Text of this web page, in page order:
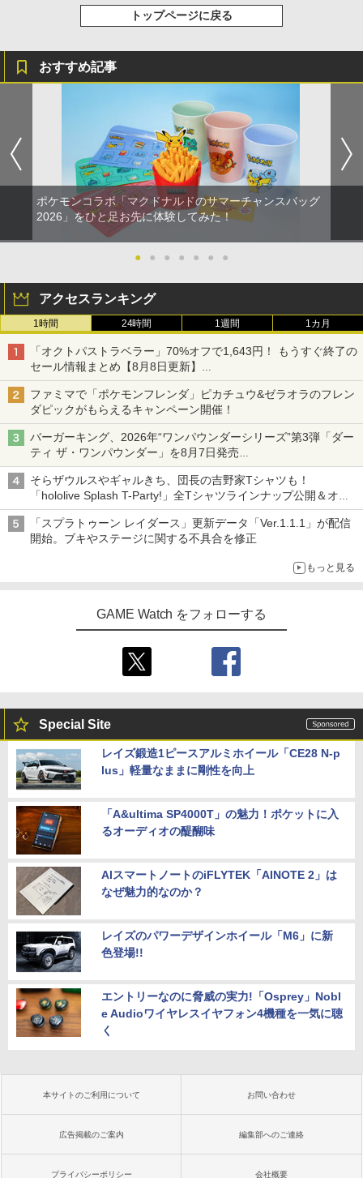
トップページに戻る
おすすめ記事
ポケモンコラボ「マクドナルドのサマーチャンスバッグ
2026」をひと足お先に体験してみた！
● ● ● ● ● ● ●
アクセスランキング
1時間 24時間 1週間 1カ月
「オクトパストラベラー」70%オフで1,643円！ もうすぐ終了の
セール情報まとめ【8月8日更新】
ニンテンドーeショップでは「大神 絶景版」が67%オフで990円
ファミマで「ポケモンフレンダ」ピカチュウ&ゼラオラのフレン
ダピックがもらえるキャンペーン開催！
バーガーキング、2026年“ワンパウンダーシリーズ”第3弾「ダー
ティ ザ・ワンパウンダー」を8月7日発売
「特製ガーリックマヨソース」を使用した超大型チーズバーガー
そらザウルスやギャルきち、団長の吉野家Tシャツも！
「hololive Splash T-Party!」全Tシャツラインナップ公開＆オン
ライン販売開始
「スプラトゥーン レイダース」更新データ「Ver.1.1.1」が配信
開始。ブキやステージに関する不具合を修正
もっと見る
GAME Watch をフォローする
Special Site
レイズ鍛造1ピースアルミホイール「CE28 N-p
lus」軽量なままに剛性を向上
「A&ultima SP4000T」の魅力！ポケットに入
るオーディオの醍醐味
AIスマートノートのiFLYTEK「AINOTE 2」は
なぜ魅力的なのか？
レイズのパワーデザインホイール「M6」に新
色登場!!
エントリーなのに脅威の実力!「Osprey」Nobl
e Audioワイヤレスイヤフォン4機種を一気に聴
く
本サイトのご利用について お問い合わせ
広告掲載のご案内 編集部へのご連絡
プライバシーポリシー 会社概要